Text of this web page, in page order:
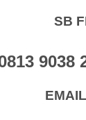
SB
9038